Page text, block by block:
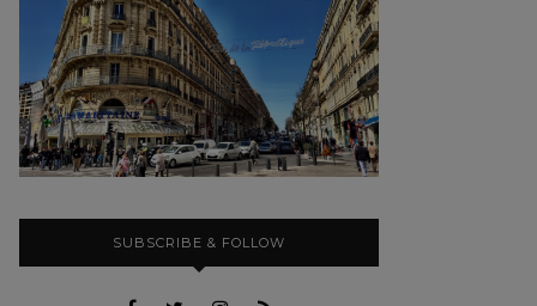
SUBSCRIBE & FOLLOW